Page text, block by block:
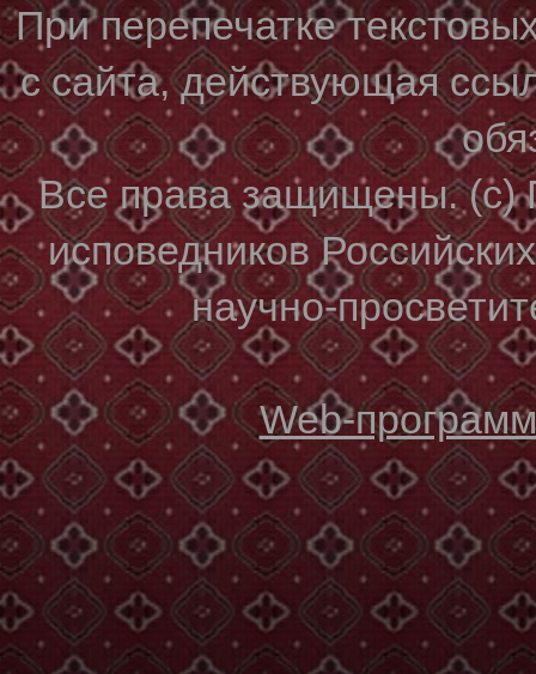
При перепечатке
с сайта, действующая
Все права защищены. (с)
исповедников
научно-
Web-